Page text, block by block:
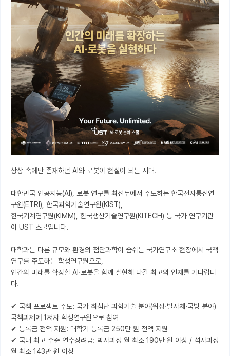
상상 속에만 존재하던 AI와 로봇이 현실이 되는 시대.
대한민국 인공지능(AI), 로봇 연구를 최선두에서 주도하는 한국전자통신연
구원(ETRI), 한국과학기술연구원(KIST),
한국기계연구원(KIMM), 한국생산기술연구원(KITECH) 등 국가 연구기관
이 UST 스쿨입니다.
대학과는 다른 규모와 환경의 첨단과학이 숨쉬는 국가연구소 현장에서 국책
연구를 주도하는 학생연구원으로,
인간의 미래를 확장할 AI·로봇을 함께 실현해 나갈 최고의 인재를 기다립니
다.
✔ 국책 프로젝트 주도: 국가 최첨단 과학기술 분야(위성·발사체·국방 분야)
국책과제에 1저자 학생연구원으로 참여
✔ 등록금 전액 지원: 매학기 등록금 250만 원 전액 지원
✔ 국내 최고 수준 연수장려금: 박사과정 월 최소 190만 원 이상 / 석사과정
월 최소 143만 원 이상